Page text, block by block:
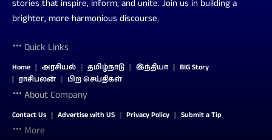
stories that inspire, inform, and unite. Join us in building a
brighter, more harmonious discourse.
Quick Links
Home அரசியல் தமிழ்நாடு இந்தியா
BIG Story
ராசிபலன்
பிற செய்திகள்
About Company
Contact Us Advertise with US Privacy Policy Submit a Tip
More